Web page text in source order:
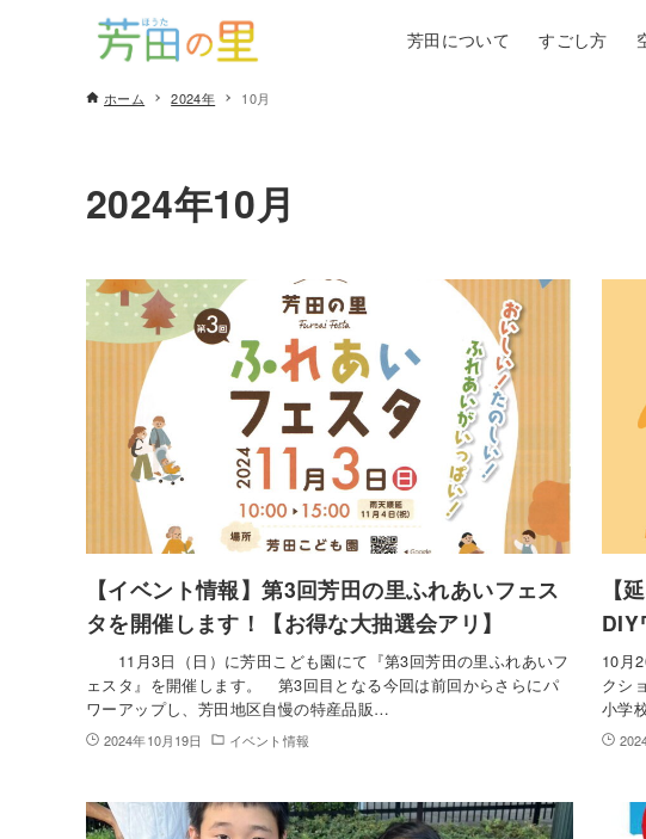
芳田について すごし方
ホーム 2024年 10月
2024年10月
【イベント情報】第3回芳田の里ふれあいフェス
タを開催します！【お得な大抽選会アリ】
11月3日（日）に芳田こども園にて『第3回芳田の里ふれあいフ
ェスタ』を開催します。 第3回目となる今回は前回からさらにパ
ワーアップし、芳田地区自慢の特産品販…
2024年10月19日 イベント情報
【
DIY
10月
クシ
小学